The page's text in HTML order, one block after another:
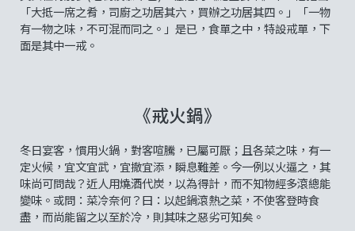
「大抵一席之肴，司廚之功居其六，買辦之功居其四。」「一物
有一物之味，不可混而同之。」是已，食單之中，特設戒單，下
面是其中一戒。
《戒火鍋》
冬日宴客，慣用火鍋，對客喧騰，已屬可厭；且各菜之味，有一
定火候，宜文宜武，宜撤宜添，瞬息難差。今一例以火逼之，其
味尚可問哉？近人用燒酒代炭，以為得計，而不知物經多滾總能
變味。或問：菜冷奈何？曰：以起鍋滾熱之菜，不使客登時食
盡，而尚能留之以至於冷，則其味之惡劣可知矣。